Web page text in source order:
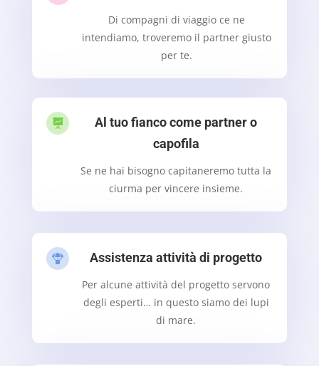
Di compagni di viaggio ce ne
intendiamo, troveremo il partner giusto
per te.

Al tuo fianco come partner o
capofila
Se ne hai bisogno capitaneremo tutta la
ciurma per vincere insieme.
 Assistenza attività di progetto
Per alcune attività del progetto servono
degli esperti… in questo siamo dei lupi
di mare.